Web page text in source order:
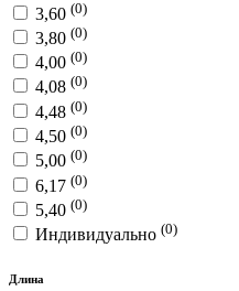
3,60 (0)
3,80 (0)
4,00 (0)
4,08 (0)
4,48 (0)
4,50 (0)
5,00 (0)
6,17 (0)
5,40 (0)
Индивидуально (0)
Длина